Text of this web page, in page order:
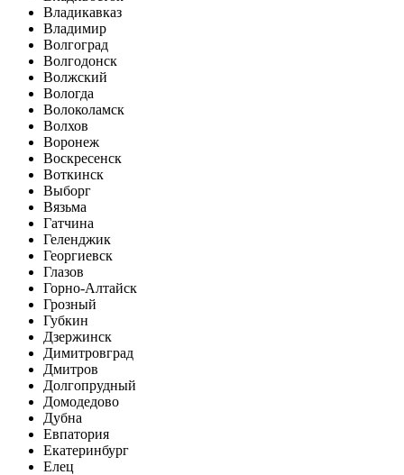
Владикавказ
Владимир
Волгоград
Волгодонск
Волжский
Вологда
Волоколамск
Волхов
Воронеж
Воскресенск
Воткинск
Выборг
Вязьма
Гатчина
Геленджик
Георгиевск
Глазов
Горно-Алтайск
Грозный
Губкин
Дзержинск
Димитровград
Дмитров
Долгопрудный
Домодедово
Дубна
Евпатория
Екатеринбург
Елец